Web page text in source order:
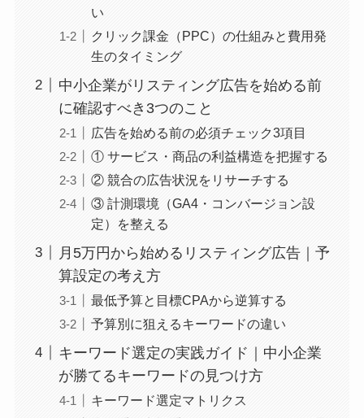
い
クリック課金（PPC）の仕組みと費用発
生のタイミング
中小企業がリスティング広告を始める前
に確認すべき3つのこと
広告を始める前の必須チェック3項目
① サービス・商品の利益構造を把握する
② 競合の広告状況をリサーチする
③ 計測環境（GA4・コンバージョン設
定）を整える
月5万円から始めるリスティング広告｜予
算設定の考え方
最低予算と目標CPAから逆算する
予算別に狙えるキーワードの違い
キーワード選定の実践ガイド｜中小企業
が勝てるキーワードの見つけ方
キーワード選定マトリクス